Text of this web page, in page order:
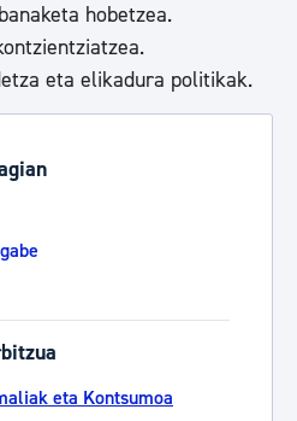
hobetzea.
eta elikadura politikak.
eta Kontsumoa